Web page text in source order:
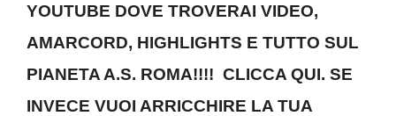
YOUTUBE DOVE TROVERAI VIDEO,
AMARCORD, HIGHLIGHTS E TUTTO SUL
PIANETA A.S. ROMA!!!! CLICCA QUI. SE
INVECE VUOI ARRICCHIRE LA TUA